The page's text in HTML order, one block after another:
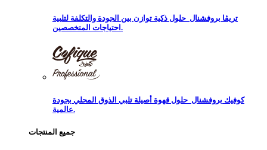
تريڨا بروفشنال حلول ذكية توازن بين الجودة والتكلفة لتلبية
احتياجات المتخصصين.
كوفيك بروفشنال حلول قهوة أصيلة تلبي الذوق المحلي بجودة
عالمية.
جميع المنتجات